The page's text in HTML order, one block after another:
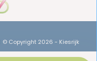
© Copyright 2026 - Kiesrijk